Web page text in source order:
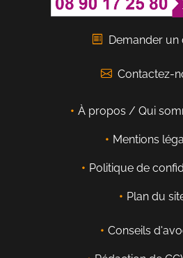
Demander un
Contactez-
À propos / Qui
Mentions
Politique de
Plan du
Conseils